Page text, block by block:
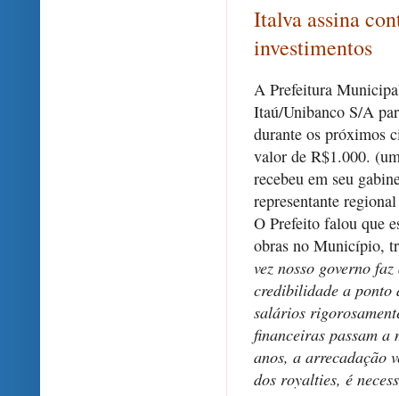
Italva assina
investimentos
A Prefeitura
Itaú/Unibanco S/A
durante os próximos
valor de R$1.000.
recebeu em seu
representante
O Prefeito falou que
obras no Município,
vez nosso governo
credibilidade a ponto
salários
financeiras passam a
anos, a arrecadação
dos royalties, é